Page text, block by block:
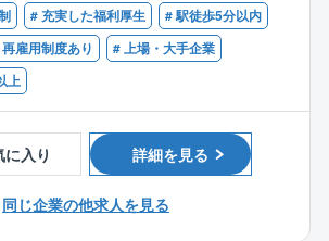
ベント支援）
ト業務（未収納金督促、収納/支払業
務）
提案（照明、オートロック、宅配ボ
等）
省と日本健康会議が共同で顕彰する
材不問）
ベロッパー、住宅、売買仲介、賃
管理経験（フロント）
# 充実した福利厚生
# 駅徒歩5分以内
雇用制度あり
# 上場・大手企業
上
に入り 詳細を見る
同じ企業の他求人を見る